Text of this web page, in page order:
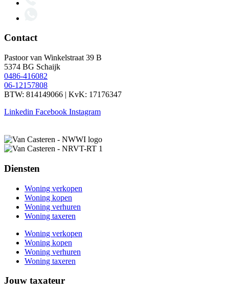
Contact
Pastoor van Winkelstraat 39 B
5374 BG Schaijk
0486-416082
06-12157808
BTW: 814149066 | KvK: 17176347
Linkedin Facebook Instagram
Diensten
Woning verkopen
Woning kopen
Woning verhuren
Woning taxeren
Woning verkopen
Woning kopen
Woning verhuren
Woning taxeren
Jouw taxateur